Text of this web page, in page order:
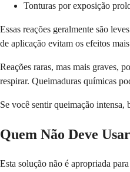
Tonturas por exposição
Essas reações geralmente são
de aplicação evitam os efeitos
Reações raras, mas mais graves,
respirar. Queimaduras químicas
Se você sentir queimação intensa,
Quem Não Deve
Esta solução não é apropriada